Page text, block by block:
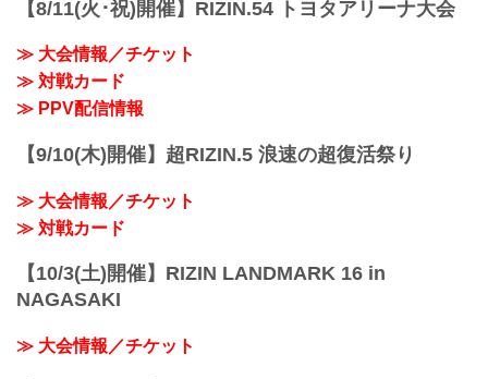
【8/11(火･祝)開催】RIZIN.54 トヨタアリーナ大会
≫ 大会情報／チケット
≫ 対戦カード
≫ PPV配信情報
【9/10(木)開催】超RIZIN.5 浪速の超復活祭り
≫ 大会情報／チケット
≫ 対戦カード
【10/3(土)開催】RIZIN LANDMARK 16 in
NAGASAKI
≫ 大会情報／チケット